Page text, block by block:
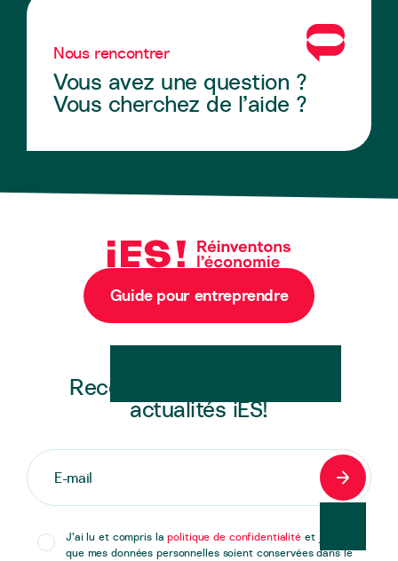
Nous rencontrer
Vous avez une question ?
Vous cherchez de l’aide ?
Guide pour entreprendre
Recevez en exclusivité les
actualités iES!
J’ai lu et compris lapolitique de confidentialité et j’accepte
que mes données personnelles soient conservées dans le